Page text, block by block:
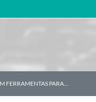
FERRAMENTAS PARA…